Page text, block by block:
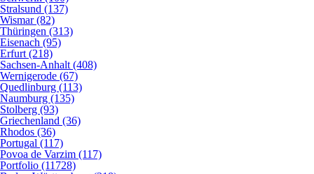
Stralsund (137)
Wismar (82)
Thüringen (313)
Eisenach (95)
Erfurt (218)
Sachsen-Anhalt (408)
Wernigerode (67)
Quedlinburg (113)
Naumburg (135)
Stolberg (93)
Griechenland (36)
Rhodos (36)
Portugal (117)
Povoa de Varzim (117)
Portfolio (11728)